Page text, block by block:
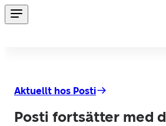
Aktuellt hos Posti
Posti fortsätter med